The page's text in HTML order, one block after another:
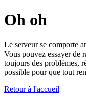
Oh oh
Le serveur se comporte
Vous pouvez essayer de
toujours des problèmes,
possible pour que tout
Retour à l'accueil